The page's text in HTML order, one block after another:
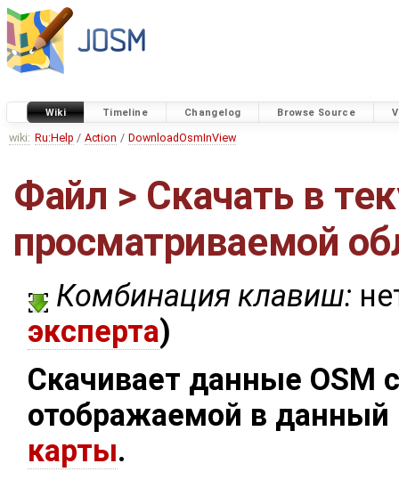
Wiki Timeline Changelog Browse Source
wiki: Ru:Help / Action / DownloadOsmInView
Файл > Скачать в
просматриваемой
Комбинация клавиш:
эксперта)
Скачивает данные OSM
отображаемой в
карты.